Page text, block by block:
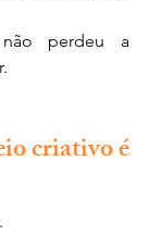
perdeu a
criativo é